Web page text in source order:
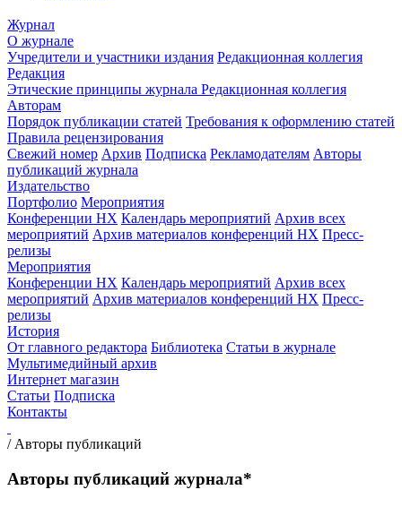
Журнал
О журнале
Учредители и участники издания Редакционная коллегия
Редакция
Этические принципы журнала Редакционная коллегия
Авторам
Порядок публикации статей Требования к оформлению статей
Правила рецензирования
Свежий номер Архив Подписка Рекламодателям Авторы
публикаций журнала
Издательство
Портфолио Мероприятия
Конференции НХ Календарь мероприятий Архив всех
мероприятий Архив материалов конференций НХ Пресс-
релизы
Мероприятия
Конференции НХ Календарь мероприятий Архив всех
мероприятий Архив материалов конференций НХ Пресс-
релизы
История
От главного редактора Библиотека Статьи в журнале
Мультимедийный архив
Интернет магазин
Статьи Подписка
Контакты
/ Авторы публикаций
Авторы публикаций журнала*